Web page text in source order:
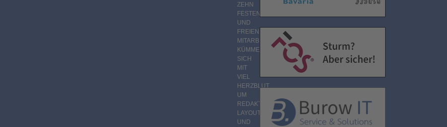
ZEHN
FESTEN
UND
FREIEN
MITARBEITERN
KÜMMERT
SICH
MIT
VIEL
HERZBLUT
UM
REDAKTION,
LAYOUT
UND